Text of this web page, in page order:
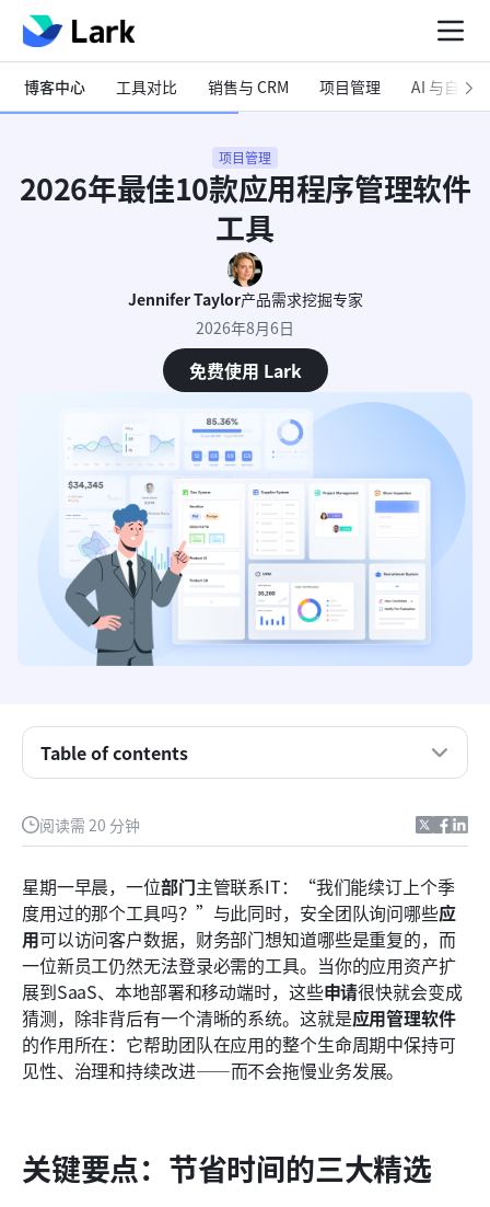
博客中心 工具对比 销售与 CRM 项目管理 AI 与自动化
项目管理
2026年最佳10款应用程序管理软件
工具
Jennifer Taylor产品需求挖掘专家
2026年8月6日
免费使用 Lark
阅读需 20 分钟
星期一早晨，一位部门主管联系IT：“我们能续订上个季
度用过的那个工具吗？”与此同时，安全团队询问哪些应
用可以访问客户数据，财务部门想知道哪些是重复的，而
一位新员工仍然无法登录必需的工具。当你的应用资产扩
展到SaaS、本地部署和移动端时，这些申请很快就会变成
猜测，除非背后有一个清晰的系统。这就是应用管理软件
的作用所在：它帮助团队在应用的整个生命周期中保持可
见性、治理和持续改进——而不会拖慢业务发展。
关键要点：节省时间的三大精选
Table of contents
关键要点：节省时间的三大精选
什么是应用管理？
应用管理的目标
应用组合管理软件的关键功能
前十名应用组合管理软件
为您的组织勾选合适的APM软件
应用组合管理软件如何使您的组织受益？
结论
相关阅读